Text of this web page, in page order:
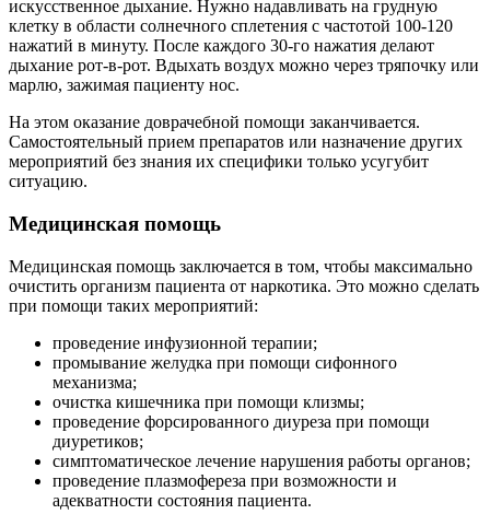
искусственное дыхание. Нужно надавливать на грудную
клетку в области солнечного сплетения с частотой 100-120
нажатий в минуту. После каждого 30-го нажатия делают
дыхание рот-в-рот. Вдыхать воздух можно через тряпочку или
марлю, зажимая пациенту нос.
На этом оказание доврачебной помощи заканчивается.
Самостоятельный прием препаратов или назначение других
мероприятий без знания их специфики только усугубит
ситуацию.
Медицинская помощь
Медицинская помощь заключается в том, чтобы максимально
очистить организм пациента от наркотика. Это можно сделать
при помощи таких мероприятий:
проведение инфузионной терапии;
промывание желудка при помощи сифонного
механизма;
очистка кишечника при помощи клизмы;
проведение форсированного диуреза при помощи
диуретиков;
симптоматическое лечение нарушения работы органов;
проведение плазмофереза при возможности и
адекватности состояния пациента.